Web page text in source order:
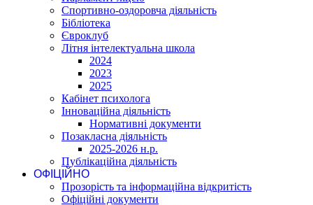
Спортивно-оздоровча діяльність
Бібліотека
Євроклуб
Літня інтелектуальна школа
2024
2023
2025
Кабінет психолога
Інноваційна діяльність
Нормативні документи
Позакласна діяльність
2025-2026 н.р.
Публікаційна діяльність
ОФІЦІЙНО
Прозорість та інформаційна відкритість
Офіційні документи